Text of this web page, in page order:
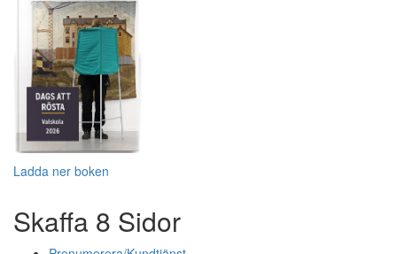
Ladda ner boken
Skaffa 8 Sidor